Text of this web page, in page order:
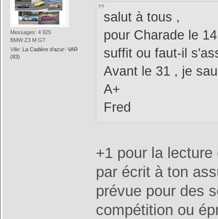
Messages: 4 925
BMW Z3 M GT
Ville: La Cadière d'azur- VAR
(83)
salut à tous ,
pour Charade le
suffit ou faut-il
Avant le 31 , je
A+
Fred
+1 pour la
par écrit à ton
prévue pour des
compétition ou